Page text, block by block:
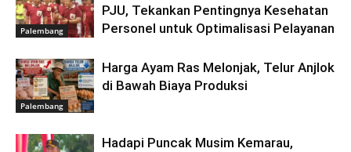
Palembang
PJU, Tekankan Pentingnya Kesehatan
Personel untuk Optimalisasi Pelayanan
Palembang
Harga Ayam Ras Melonjak, Telur Anjlok
di Bawah Biaya Produksi
Hadapi Puncak Musim Kemarau,